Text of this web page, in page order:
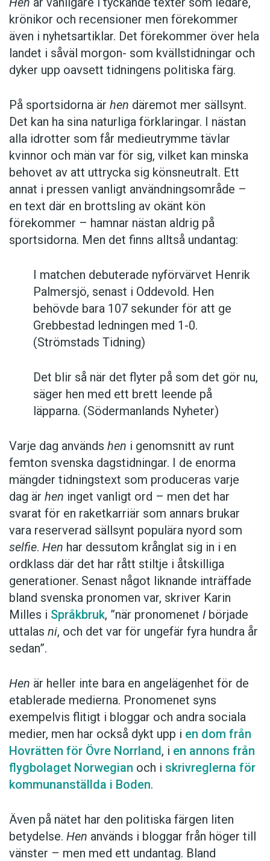
din fiendes fiender är dina vänner. Genom
att visa att man gillar hen, kan man alltså
samtidigt signalera att man ogillar
Sverigedemokraterna.
Karin Milles resonemang har vissa
beröringspunkter med Sven-Göran Malmgrens
syn påhen. Han är professor i svenska vid
Göteborgs universitet och huvudredaktör för
Svenska Akademiens ordlista. I en intervju, som
ingår i en uppsats skriven av elever vid
Blackebergs gymnasium, kallar han
pronomenet ”en fluga”. Sven-Göran Malmgren
anser atthen fyller en språklig lucka, men tror
Anledningen är att många användare i dag gör
en tydlig poäng av att skrivahen. När den
markeringen förlorar sin tjusning anser Sven-
Göran Malmgren att det är sannolikt att
användningen minskar.Hen
Den koppling Karin Milles gör mellanhens
utbredning och motstånd mot
Sven-Göran Malmgrens syn där användningen
av pronomenet kan ha ett egenvärde. Men det
finns en hel del i Språktidningens undersökning
som faktiskt tyder på motsatsen. Under
”debattåret” 2012 gjorde många skribenter en
poäng av att användahen. Den andelen har
minskat.
Henanvänds i svensk press främst på de sätt
som beskrivs ovan, alltså när det gäller
anonymsering, könsneutralitet och okänt kön.
Henförekommer då i texter som vilket
pronomen som helst – utan någon förklaring
”Man ser ju att vildsvin har varit där och ätit,
säger privatpersonen som blev chockad när
hen såg skelettdelar på marken” (Värnamo
Nyheter) är det svårt att se atthenskulle vara
särskilt betonat eller markerat.
En marginalanteckning är att
om en begränsad användning, men det finns
från de senaste månaderna en handfull sådana
exempel:
krönikor och recensioner men förekommer
även i nyhetsartiklar. Det förekommer över hela
landet i såväl morgon- som kvällstidningar och
dyker upp oavsett tidningens politiska färg.
På sportsidorna är hen däremot mer sällsynt.
Det kan ha sina naturliga förklaringar. I nästan
alla idrotter som får medieutrymme tävlar
kvinnor och män var för sig, vilket kan minska
behovet av att uttrycka sig könsneutralt. Ett
annat i pressen vanligt användningsområde –
en text där en brottsling av okänt kön
förekommer – hamnar nästan aldrig på
sportsidorna. Men det finns alltså undantag:
I matchen debuterade nyförvärvet Henrik
Palmersjö, senast i Oddevold. Hen
behövde bara 107 sekunder för att ge
Grebbestad ledningen med 1-0.
(Strömstads Tidning)
Det blir så när det flyter på som det gör nu,
säger hen med ett brett leende på
läpparna. (Södermanlands Nyheter)
Varje dag används hen i genomsnitt av runt
femton svenska dagstidningar. I de enorma
mängder tidningstext som produceras varje
dag är hen inget vanligt ord – men det har
svarat för en raketkarriär som annars brukar
vara reserverad sällsynt populära nyord som
selfie. Hen har dessutom krånglat sig in i en
ordklass där det har rått stiltje i åtskilliga
generationer. Senast något liknande inträffade
bland svenska pronomen var, skriver Karin
Milles i Språkbruk, ”när pronomenet I började
uttalas ni, och det var för ungefär fyra hundra år
sedan”.
Hen är heller inte bara en angelägenhet för de
etablerade medierna. Pronomenet syns
exempelvis flitigt i bloggar och andra sociala
medier, men har också dykt upp i en dom från
Hovrätten för Övre Norrland, i en annons från
flygbolaget Norwegian och i skrivreglerna för
kommunanställda i Boden.
Även på nätet har den politiska färgen liten
betydelse. Hen används i bloggar från höger till
vänster – men med ett undantag. Bland